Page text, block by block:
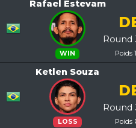
Rafael Estevam
WIN
Round
Poids
Ketlen Souza
LOSS
Round
Poids